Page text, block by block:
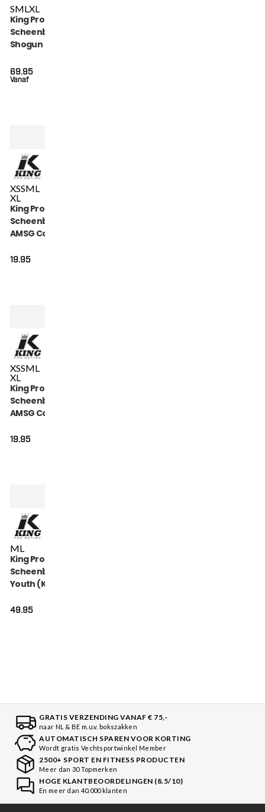
SMLXL
King Pro Boxing
Scheenbeschermers
Shogun (KPB SG
Vanaf
69.95
XSSML
XL
King Pro Boxing
Scheenbeschermers
AMSG Cotton (KPB
19.95
XSSML
XL
King Pro Boxing
Scheenbeschermers
AMSG Cotton (KPB
19.95
ML
King Pro Boxing
Scheenbeschermers
Youth (KPB SG
49.95
GRATIS VERZENDING VANAF € 75,-
naar NL & BE m.u.v. bokszakken
AUTOMATISCH SPAREN VOOR KORTING
Wordt gratis Vechtsportwinkel Member
2500+ SPORT EN FITNESS PRODUCTEN
Meer dan 30 Topmerken
HOGE KLANTBEOORDELINGEN (8.5/10)
En meer dan 40.000 klanten